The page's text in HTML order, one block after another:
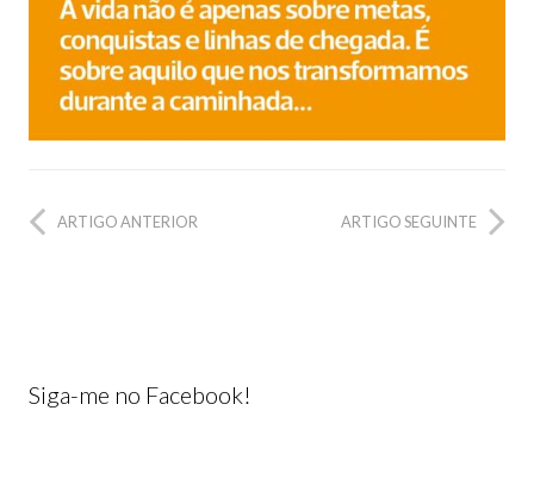
ARTIGO ANTERIOR ARTIGO SEGUINTE
Siga-me no Facebook!